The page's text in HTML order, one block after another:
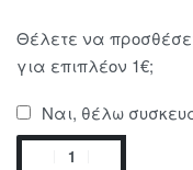
Θέλετε να
για επιπλέον 1€;
Ναι, θέλω